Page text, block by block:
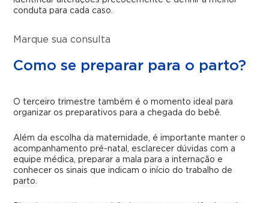
conduta para cada caso.
Marque sua consulta
Como se preparar para o parto?
O terceiro trimestre também é o momento ideal para
organizar os preparativos para a chegada do bebê.
Além da escolha da maternidade, é importante manter o
acompanhamento pré-natal, esclarecer dúvidas com a
equipe médica, preparar a mala para a internação e
conhecer os sinais que indicam o início do trabalho de
parto.